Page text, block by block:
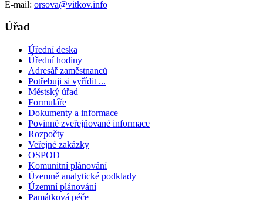
E-mail: orsova@vitkov.info
Úřad
Úřední deska
Úřední hodiny
Adresář zaměstnanců
Potřebuji si vyřídit ...
Městský úřad
Formuláře
Dokumenty a informace
Povinně zveřejňované informace
Rozpočty
Veřejné zakázky
OSPOD
Komunitní plánování
Územně analytické podklady
Územní plánování
Památková péče